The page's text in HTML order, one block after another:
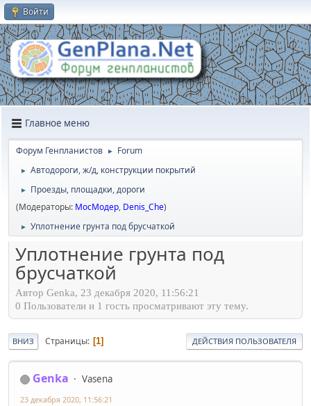
Войти
Главное меню
Форум Генпланистов ► Forum
► Автодороги, ж/д, конструкции покрытий
►
Проезды, площадки, дороги
(Модераторы: МосМодер, Denis_Che)
► Уплотнение грунта под брусчаткой
Уплотнение грунта под
брусчаткой
Автор Genka, 23 декабря 2020, 11:56:21
0 Пользователи и 1 гость просматривают эту тему.
ВНИЗ Страницы 1 ДЕЙСТВИЯ ПОЛЬЗОВАТЕЛЯ
Genka Vasena
23 декабря 2020, 11:56:21